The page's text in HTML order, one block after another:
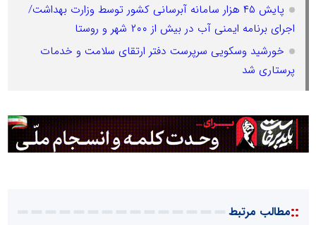
پایش ۴۵ هزار سامانه آبرسانی کشور توسط وزارت بهداشت/
اجرای برنامه ایمنی آب در بیش از ۲۰۰ شهر و روستا
خورشید وسکویی سرپرست دفتر ارتقای سلامت و خدمات
پرستاری شد
::مطالب مرتبط